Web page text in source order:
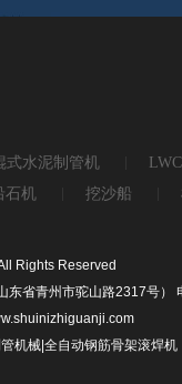
式水泥制管机
石机 挖沙船
Rights Reserved
东省青州市驼山路2317号
机械|全自动钢筋骨架滚焊机